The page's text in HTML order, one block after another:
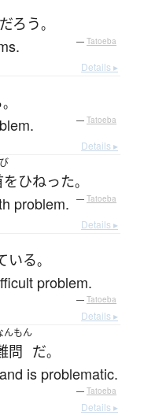
だろう。
— Tatoeba
Details ▸
。
— Tatoeba
Details ▸
をひねった。
problem. — Tatoeba
Details ▸
いる。
problem.
— Tatoeba
Details ▸
んもん
問 だ。
is problematic.
— Tatoeba
Details ▸